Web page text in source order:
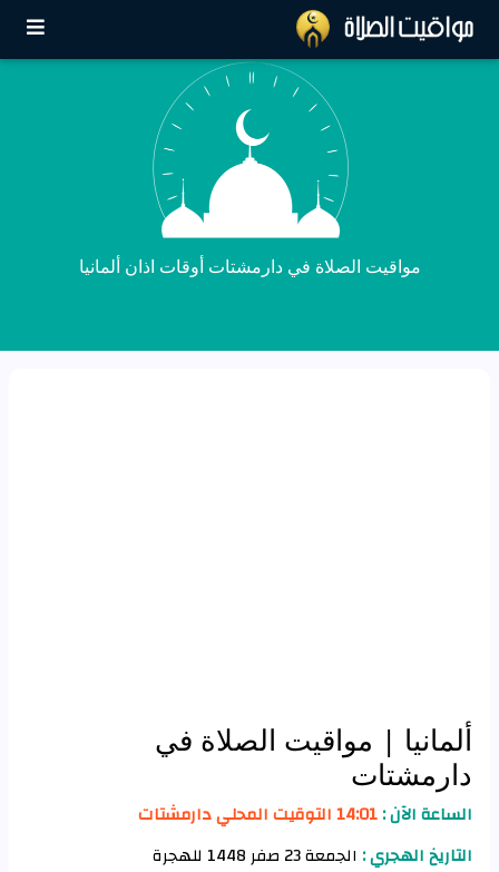
مواقيت الصلاة في دارمشتات أوقات اذان ألمانيا
ألمانيا | مواقيت الصلاة في
دارمشتات
الساعة الآن :14:01 التوقيت المحلي دارمشتات
التاريخ الهجري : الجمعة 23 صفر 1448 للهجرة